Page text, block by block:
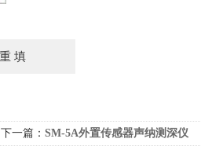
下一篇： SM-5A外置传感器声纳测深仪